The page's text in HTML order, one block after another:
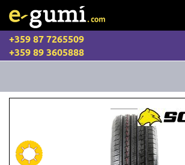
+359 87 7265509
+359 89 3605888